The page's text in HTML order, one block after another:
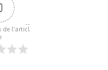
de l'articl